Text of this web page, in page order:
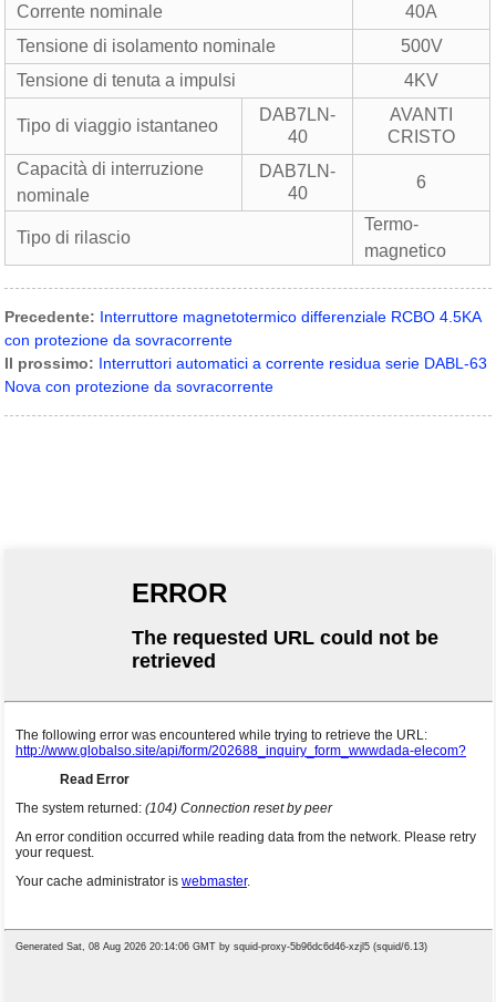
Corrente nominale
40A
Tensione di isolamento nominale
500V
Tensione di tenuta a impulsi
4KV
Tipo di viaggio istantaneo
DAB7LN-
40
AVANTI
CRISTO
Capacità di interruzione
nominale
DAB7LN-
40
6
Tipo di rilascio
Termo-
magnetico
Precedente: Interruttore magnetotermico differenziale RCBO 4.5KA
con protezione da sovracorrente
Il prossimo: Interruttori automatici a corrente residua serie DABL-63
Nova con protezione da sovracorrente